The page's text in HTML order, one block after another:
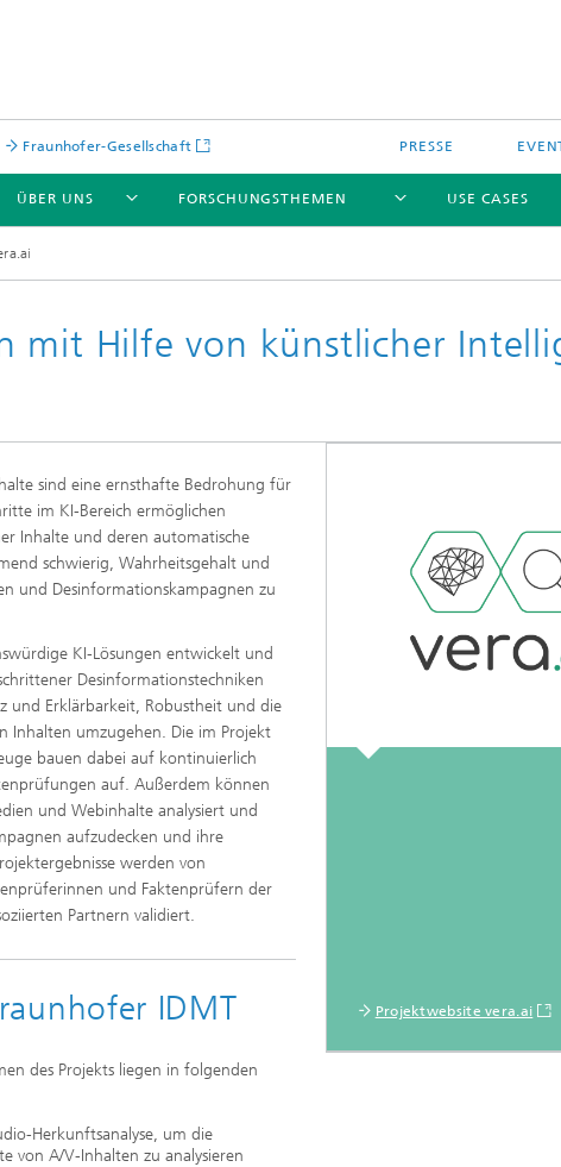
Fraunhofer-Gesellschaft PRESSE
ÜBER UNS FORSCHUNGSTHEMEN USE CASES
Individuelle Klangqualität und gute
Sprachverständlichkeit
mit Hilfe von künstlicher
sind eine ernsthafte Bedrohung für
im KI-Bereich ermöglichen
Inhalte und deren automatische
schwierig, Wahrheitsgehalt und
und Desinformationskampagnen zu
KI-Lösungen entwickelt und
Desinformationstechniken
und Erklärbarkeit, Robustheit und die
Inhalten umzugehen. Die im Projekt
bauen dabei auf kontinuierlich
auf. Außerdem können
und Webinhalte analysiert und
aufzudecken und ihre
werden von
und Faktenprüfern der
Partnern validiert.
IDMT
des Projekts liegen in folgenden
Herkunftsanalyse, um die
von A/V-Inhalten zu analysieren
Projektwebsite vera.ai